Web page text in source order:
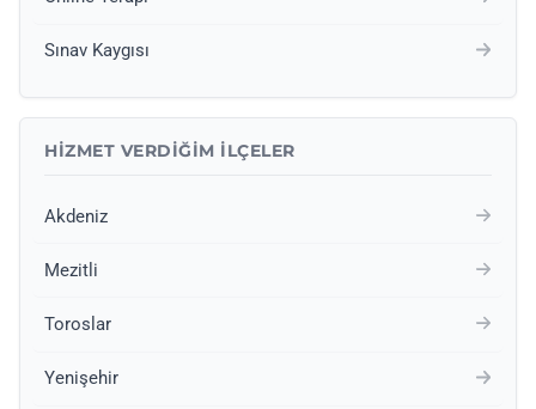
Sınav Kaygısı
HIZMET VERDIĞIM İLÇELER
Akdeniz
Mezitli
Toroslar
Yenişehir